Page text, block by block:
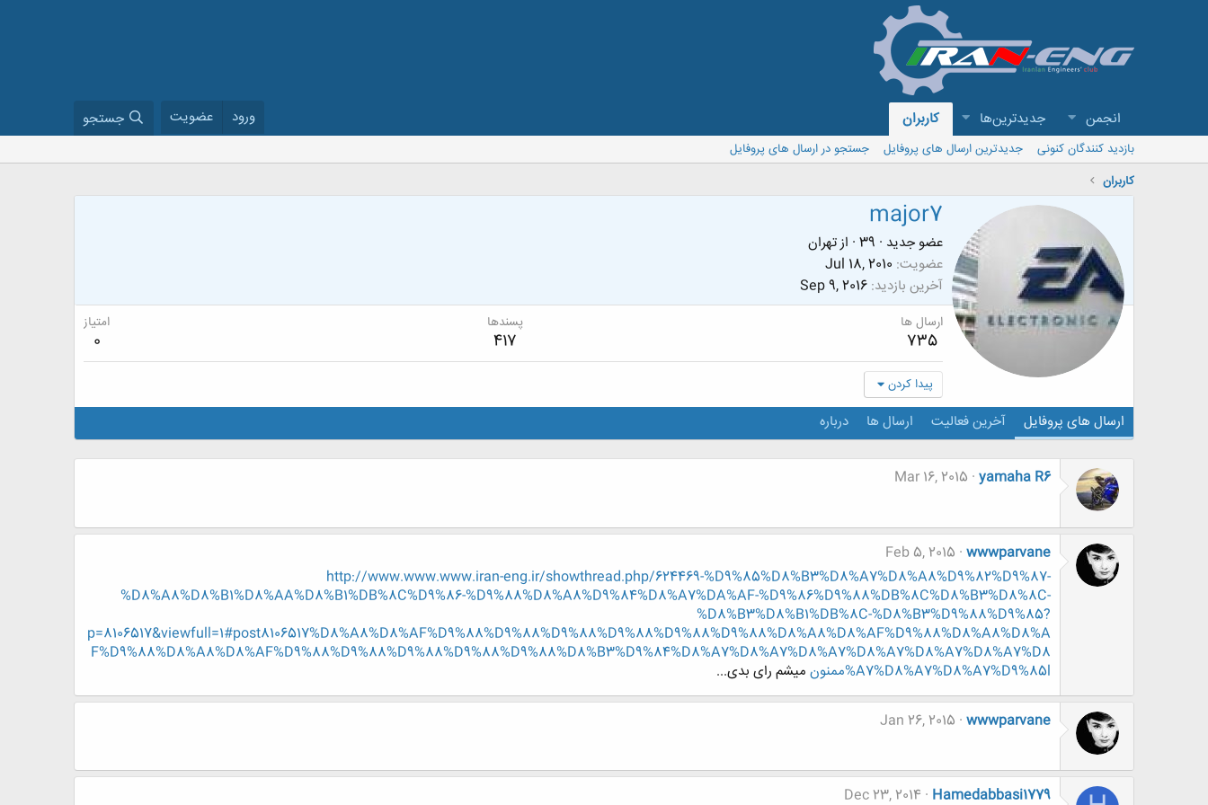
انجمن جدیدترین‌ها کاربران ورود عضویت جستجو
بازدید کنندگان کنونی جدیدترین ارسال های پروفایل
جستجو در ارسال های پروفایل
کاربران
major7
عضو جدید ·
· ازتهران
عضویت Jul 18, 2010
آخرین بازدید Sep 9, 2016
ارسال ها
735
پسندها
417
امتیاز
0
پیدا کردن
ارسال های پروفایل آخرین فعالیت ارسال ها درباره
yamaha R6
Mar 16, 2015
wwwparvane
Feb 5, 2015
http://www.www.www.iran-eng.ir/showthread.php/624469-%D9%85%D8%B3%D8%A7%D8%A8%D9%82%D9%87-
%D8%A8%D8%B1%D8%AA%D8%B1%DB%8C%D9%86-%D9%88%D8%A8%D9%84%D8%A7%DA%AF-%D9%86%D9%88%DB%8C%D8%B3%D8%8C-
%D8%B3%D8%B1%DB%8C-%D8%B3%D9%88%D9%85?
p=8106517&viewfull=1#post8106517%D8%A8%D8%AF%D9%88%D9%88%D9%88%D9%88%D9%88%D9%88%D8%A8%D8%AF%D9%88%D8%A8%D8%A
F%D9%88%D8%A8%D8%AF%D9%88%D9%88%D9%88%D9%88%D9%88%D8%B3%D9%84%D8%A7%D8%A7%D8%A7%D8%A7%D8%A7%D8%A7%D8
%A7%D8%A7%D8%A7%D9%85lممنون
میشم رای بدی...
wwwparvane
Jan 26, 2015
Hamedabbasi1779
Dec 23, 2014